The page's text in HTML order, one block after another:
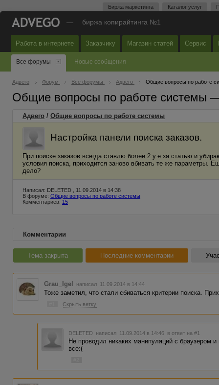
Биржа маркетинга Каталог услуг
— биржа копирайтинга №1
Работа в интернете Заказчику Магазин статей Сервис
Все форумы Новые сообщения
Адвего Форум Все форумы Адвего Общие вопросы по работе
Общие вопросы по работе системы
Адвего / Общие вопросы по работе системы
Настройка панели поиска заказов.
При поиске заказов всегда ставлю более 2 у.е за статью и
условия поиска, приходится заново вбивать те же параметры.
дело?
Написал: DELETED , 11.09.2014 в 14:38
В форуме: Общие вопросы по работе системы
Комментариев: 15
Комментарии
Тема закрыта Последние комментарии
Grau_Igel написал 11.09.2014 в 14:44
Тоже заметил, что стали сбиваться критерии поиска.
Скрыть ветку
DELETED написал 11.09.2014 в 14:46 в ответ на #1
Не проводил никаких манипуляций с браузером
все:(